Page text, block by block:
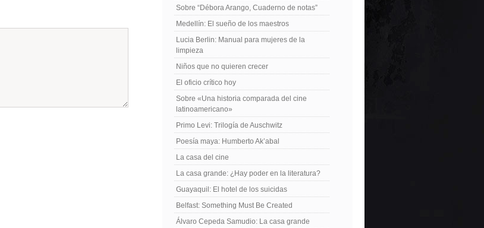
Sobre “Débora Arango, Cuaderno de notas”
Medellín: El sueño de los maestros
Lucia Berlin: Manual para mujeres de la
limpieza
Niños que no quieren crecer
El oficio crítico hoy
Sobre «Una historia comparada del cine
latinoamericano»
Primo Levi: Trilogía de Auschwitz
Poesía maya: Humberto Ak’abal
La casa del cine
La casa grande: ¿Hay poder en la literatura?
Guayaquil: El hotel de los suicidas
Belfast: Something Must Be Created
Álvaro Cepeda Samudio: La casa grande